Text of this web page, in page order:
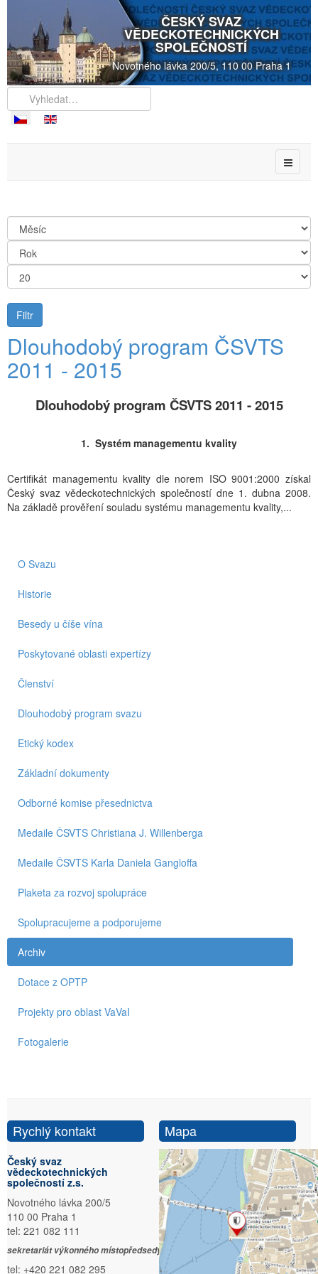
ČESKÝ SVAZ
VĚDECKOTECHNICKÝCH
SPOLEČNOSTÍ
Novotného lávka 200/5, 110 00 Praha 1
Filtr
Dlouhodobý program ČSVTS
2011 - 2015
Dlouhodobý program ČSVTS 2011 - 2015
1. Systém managementu kvality
Certifikát managementu kvality dle norem ISO 9001:2000 získal
Český svaz vědeckotechnických společností dne 1. dubna 2008.
Na základě prověření souladu systému managementu kvality,...
O Svazu
Historie
Besedy u číše vína
Poskytované oblasti expertízy
Členství
Dlouhodobý program svazu
Etický kodex
Základní dokumenty
Odborné komise přesednictva
Medaile ČSVTS Christiana J. Willenberga
Medaile ČSVTS Karla Daniela Gangloffa
Plaketa za rozvoj spolupráce
Spolupracujeme a podporujeme
Archiv
Dotace z OPTP
Projekty pro oblast VaVaI
Fotogalerie
Rychlý kontakt
Český svaz
vědeckotechnických
společností z.s.
Novotného lávka 200/5
110 00 Praha 1
tel: 221 082 111
sekretariát výkonného místopředsedy:
tel: +420 221 082 295
Mapa